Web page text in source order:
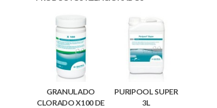
GRANULADO
CLORADO X100 DE
PURIPOOL SUPER
3L